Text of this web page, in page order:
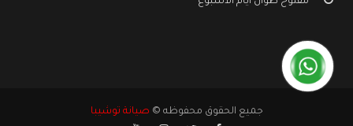
جميع الحقوق محفوظه © صيانة توشيبا